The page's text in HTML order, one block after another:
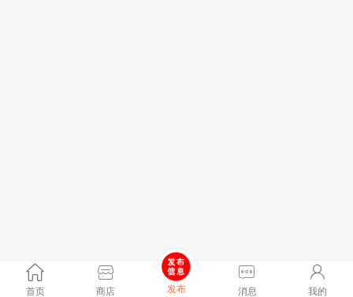
首页 商店 发布 消息 我的